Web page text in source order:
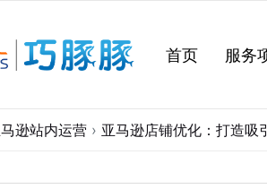
首页 服务
逊站内运营 › 亚马逊店铺优化：打造吸